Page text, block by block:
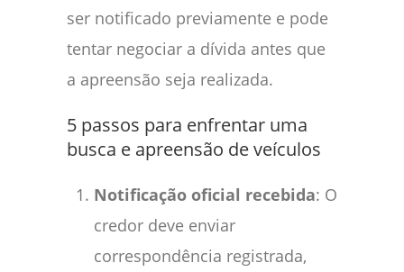
ser notificado previamente e pode
tentar negociar a dívida antes que
a apreensão seja realizada.
5 passos para enfrentar uma
busca e apreensão de veículos
Notificação oficial recebida: O
credor deve enviar
correspondência registrada,